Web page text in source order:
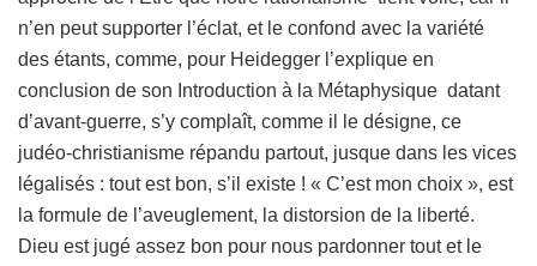
n’en peut supporter l’éclat, et le confond avec la variété
des étants, comme, pour Heidegger l’explique en
conclusion de son Introduction à la Métaphysique datant
d’avant-guerre, s’y complaît, comme il le désigne, ce
judéo-christianisme répandu partout, jusque dans les vices
légalisés : tout est bon, s’il existe ! « C’est mon choix », est
la formule de l’aveuglement, la distorsion de la liberté.
Dieu est jugé assez bon pour nous pardonner tout et le